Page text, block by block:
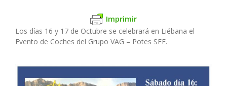
Imprimir
Los días 16 y 17 de Octubre se celebrará en Liébana el
Evento de Coches del Grupo VAG – Potes SEE.